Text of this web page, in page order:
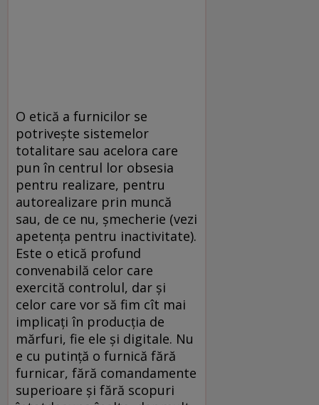
O etică a furnicilor se
potrivește sistemelor
totalitare sau acelora care
pun în centrul lor obsesia
pentru realizare, pentru
autorealizare prin muncă
sau, de ce nu, șmecherie (vezi
apetența pentru inactivitate).
Este o etică profund
convenabilă celor care
exercită controlul, dar și
celor care vor să fim cît mai
implicați în producția de
mărfuri, fie ele și digitale. Nu
e cu putință o furnică fără
furnicar, fără comandamente
superioare și fără scopuri